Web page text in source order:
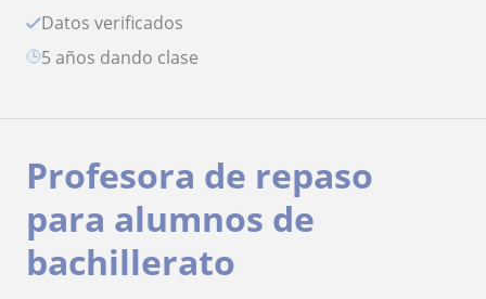
Datos verificados
5 años dando clase
Profesora de repaso
para alumnos de
bachillerato